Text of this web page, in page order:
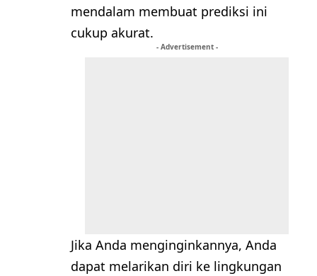
mendalam membuat prediksi ini
cukup akurat.
- Advertisement -
Jika Anda menginginkannya, Anda
dapat melarikan diri ke lingkungan